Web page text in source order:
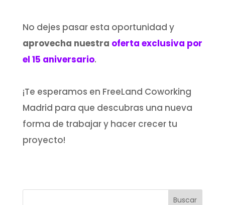
No dejes pasar esta oportunidad y
aprovecha nuestra oferta exclusiva por
el 15 aniversario.
¡Te esperamos en FreeLand Coworking
Madrid para que descubras una nueva
forma de trabajar y hacer crecer tu
proyecto!
Buscar